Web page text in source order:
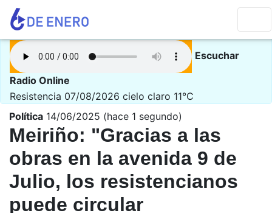
Escuchar
Radio Online
Resistencia 07/08/2026 cielo claro 11°C
Política 14/06/2025 (hace 1 segundo)
Meiriño: "Gracias a las
obras en la avenida 9 de
Julio, los resistencianos
puede circular